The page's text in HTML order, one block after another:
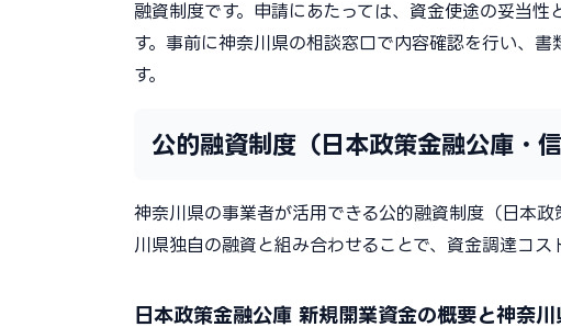
融資制度です。申請にあたっては、資金使途の妥当
す。事前に神奈川県の相談窓口で内容確認を行い、
す。
公的融資制度（日本政策金融公庫・
神奈川県の事業者が活用できる公的融資制度（日本
川県独自の融資と組み合わせることで、資金調達コス
日本政策金融公庫 新規開業資金の概要と神奈